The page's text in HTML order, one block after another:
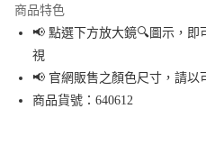
Apple Pay
街口支付
悠遊付
商品特色
📢 點選下方放大鏡🔍圖示，即
視
📢 官網販售之顏色尺寸，請以
商品貨號：640612